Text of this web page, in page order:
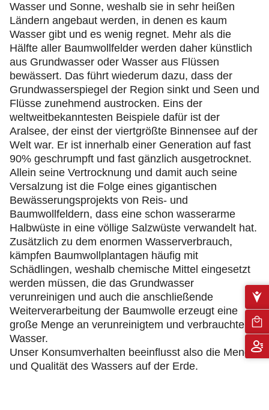
Wasser und Sonne, weshalb sie in sehr heißen
Ländern angebaut werden, in denen es kaum
Wasser gibt und es wenig regnet. Mehr als die
Hälfte aller Baumwollfelder werden daher künstlich
aus Grundwasser oder Wasser aus Flüssen
bewässert. Das führt wiederum dazu, dass der
Grundwasserspiegel der Region sinkt und Seen und
Flüsse zunehmend austrocken. Eins der
weltweitbekanntesten Beispiele dafür ist der
Aralsee, der einst der viertgrößte Binnensee auf der
Welt war. Er ist innerhalb einer Generation auf fast
90% geschrumpft und fast gänzlich ausgetrocknet.
Allein seine Vertrocknung und damit auch seine
Versalzung ist die Folge eines gigantischen
Bewässerungsprojekts von Reis- und
Baumwollfeldern, dass eine schon wasserarme
Halbwüste in eine völlige Salzwüste verwandelt hat.
Zusätzlich zu dem enormen Wasserverbrauch,
kämpfen Baumwollplantagen häufig mit
Schädlingen, weshalb chemische Mittel eingesetzt
werden müssen, die das Grundwasser
verunreinigen und auch die anschließende
Weiterverarbeitung der Baumwolle erzeugt eine
große Menge an verunreinigtem und verbrauchtem
Wasser.
Unser Konsumverhalten beeinflusst also die Menge
und Qualität des Wassers auf der Erde.